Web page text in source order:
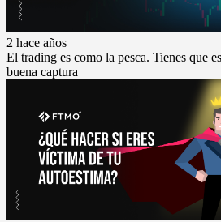
2 hace años
El trading es como la pesca. Tienes que
buena captura